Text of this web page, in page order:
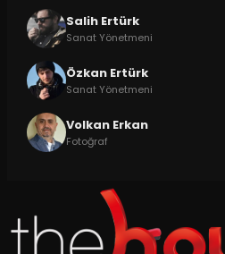
Salih Ertürk
Sanat Yönetmeni
Özkan Ertürk
Sanat Yönetmeni
Volkan Erkan
Fotoğraf